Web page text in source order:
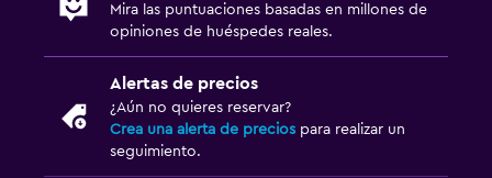
Mira las puntuaciones basadas en millones de
opiniones de huéspedes reales.
Alertas de precios
¿Aún no quieres reservar?
Crea una alerta de precios para realizar un
seguimiento.